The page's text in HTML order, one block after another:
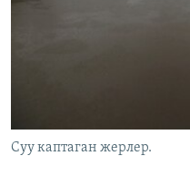
Суу каптаган жерлер.